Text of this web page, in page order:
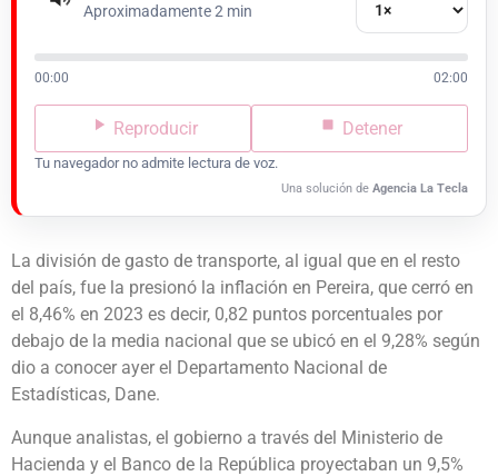
Aproximadamente 2 min
00:00 02:00
Reproducir Detener
Tu navegador no admite lectura de voz.
Una solución de Agencia La Tecla
La división de gasto de transporte, al igual que en el resto
del país, fue la presionó la inflación en Pereira, que cerró en
el 8,46% en 2023 es decir, 0,82 puntos porcentuales por
debajo de la media nacional que se ubicó en el 9,28% según
dio a conocer ayer el Departamento Nacional de
Estadísticas, Dane.
Aunque analistas, el gobierno a través del Ministerio de
Hacienda y el Banco de la República proyectaban un 9,5%